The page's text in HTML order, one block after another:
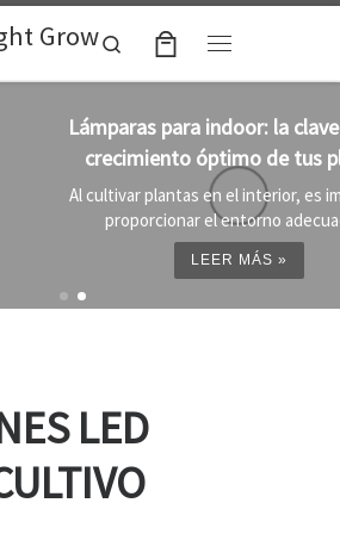
Grow
Search
indoor: la clave para un
óptimo de tus plantas
en el interior, es importante
el entorno adecuado ...
LED